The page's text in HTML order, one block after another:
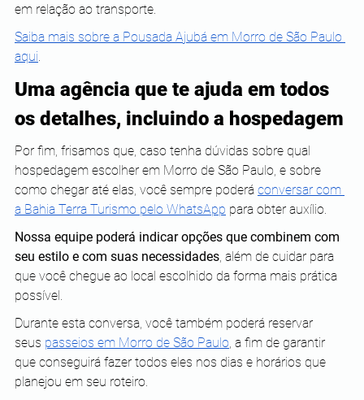
em relação ao transporte.
Saiba mais sobre a Pousada Ajubá em Morro de São Paulo
aqui.
Uma agência que te ajuda em todos
os detalhes, incluindo a hospedagem
Por fim, frisamos que, caso tenha dúvidas sobre qual
hospedagem escolher em Morro de São Paulo, e sobre
como chegar até elas, você sempre poderá conversar com
a Bahia Terra Turismo pelo WhatsApp para obter auxílio.
Nossa equipe poderá indicar opções que combinem com
seu estilo e com suas necessidades, além de cuidar para
que você chegue ao local escolhido da forma mais prática
possível.
Durante esta conversa, você também poderá reservar
seus passeios em Morro de São Paulo, a fim de garantir
que conseguirá fazer todos eles nos dias e horários que
planejou em seu roteiro.